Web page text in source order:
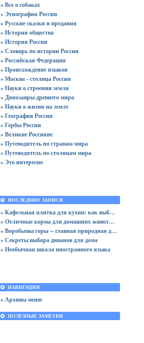
» Все о собаках
» Этнография России
» Русские сказки и предания
» История общества
» История России
» Словарь по истории России
» Российская Федерация
» Происхождение языков
» Москва - столица России
» Науки о строении земли
» Динозавры древнего мира
» Науки о жизни на земле
» География России
» Гербы России
» Великие Россияне
» Путеводитель по странам мира
» Путеводитель по столицам мира
» Это интересно
ПОСЛЕДНИЕ ЗАПИСИ
» Кафельная плитка для кухни: как выбрать практичную отделку
» Отличные корма для домашних животных
» Воробьевы горы -- главная природная достопримечательность Москвы
» Секреты выбора диванов для дома
» Необычная школа иностранного языка
НАВИГАЦИЯ
» Архивы меню
ПОЛЕЗНЫЕ ЗАМЕТКИ